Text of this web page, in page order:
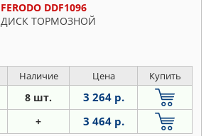
FERODO DDF1096
ДИСК ТОРМОЗНОЙ
Наличие Цена Купить
8 шт. 3 264 р.
+ 3 464 р.